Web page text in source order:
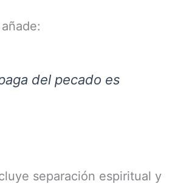
del pecado es
separación espiritual y